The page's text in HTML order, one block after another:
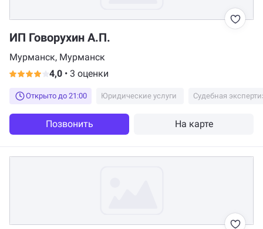
ИП Говорухин А.П.
Мурманск, Мурманск
4,0 • 3 оценки
Открыто до 21:00 Юридические услуги Судебная
Позвонить На карте